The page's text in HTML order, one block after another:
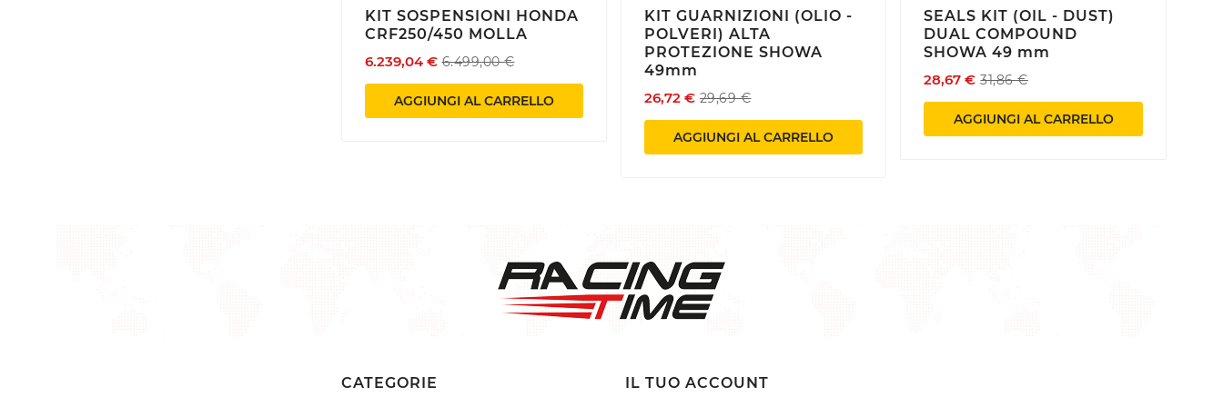
add_circle_outline Create
new list
Crea lista dei desideri
((cancelText)) ((modalDeleteText))
KIT SOSPENSIONI HONDA
CRF250/450 MOLLA
6.239,04 € 6.499,00 €
AGGIUNGI AL CARRELLO
KIT GUARNIZIONI (OLIO -
POLVERI) ALTA
PROTEZIONE SHOWA
49mm
26,72 € 29,69 €
AGGIUNGI AL CARRELLO
SEALS KIT (OIL - DUST)
DUAL COMPOUND
SHOWA 49 mm
28,67 € 31,86 €
AGGIUNGI AL CARRELLO
CATEGORIE IL TUO ACCOUNT